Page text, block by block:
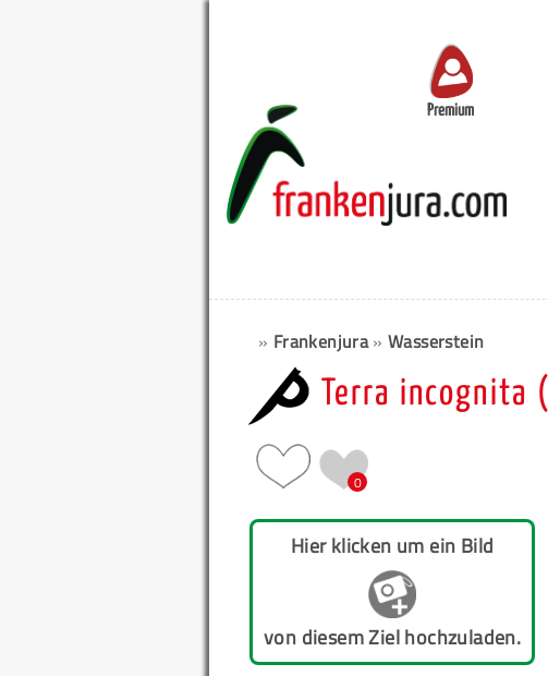
Premium
» Frankenjura»Wasserstein
Terra incognita
0
Hier klicken um ein Bild
von diesem Ziel hochzuladen.